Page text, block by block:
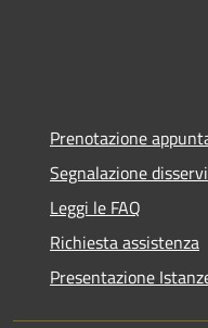
Prenotazione
Segnalazione
Leggi le FAQ
Richiesta assistenza
Presentazione